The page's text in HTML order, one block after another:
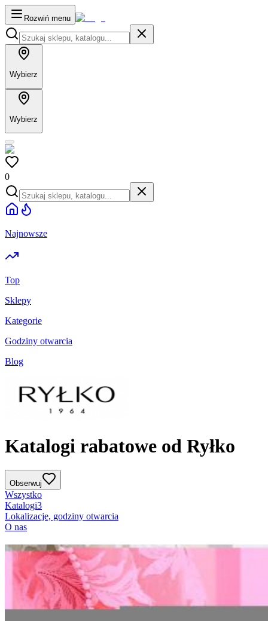
Rozwiń menu
Wybierz
Wybierz
0
Najnowsze
Top
Sklepy
Kategorie
Godziny otwarcia
Blog
Katalogi rabatowe od Ryłko
Obserwuj
Wszystko
Katalogi3
Lokalizacje, godziny otwarcia
O nas